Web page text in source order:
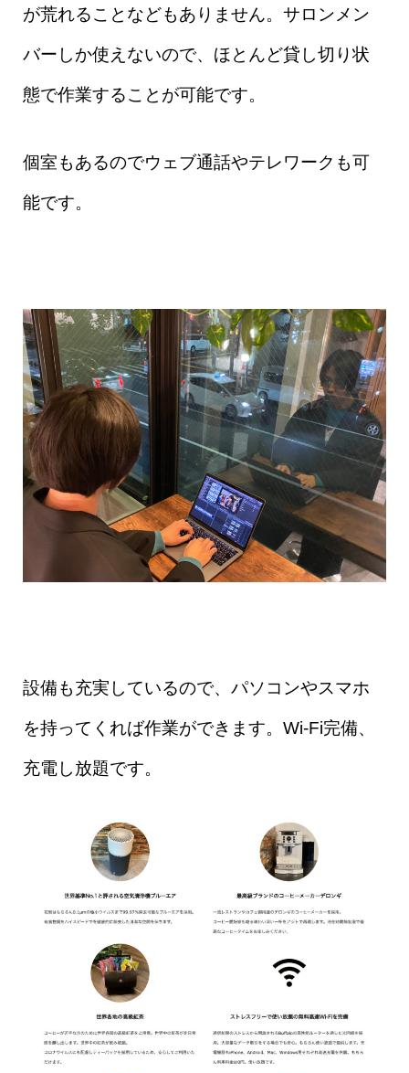
が荒れることなどもありません。サロンメン
バーしか使えないので、ほとんど貸し切り状
態で作業することが可能です。
個室もあるのでウェブ通話やテレワークも可
能です。
設備も充実しているので、パソコンやスマホ
を持ってくれば作業ができます。Wi-Fi完備、
充電し放題です。